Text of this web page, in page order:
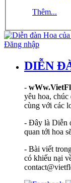
Thêm...
Đăng nhập
DIỄN
-
yêu hoa,
cùng với các
- Đây là Diễn
quan tới hoa
- Bài viết
có khiếu nại